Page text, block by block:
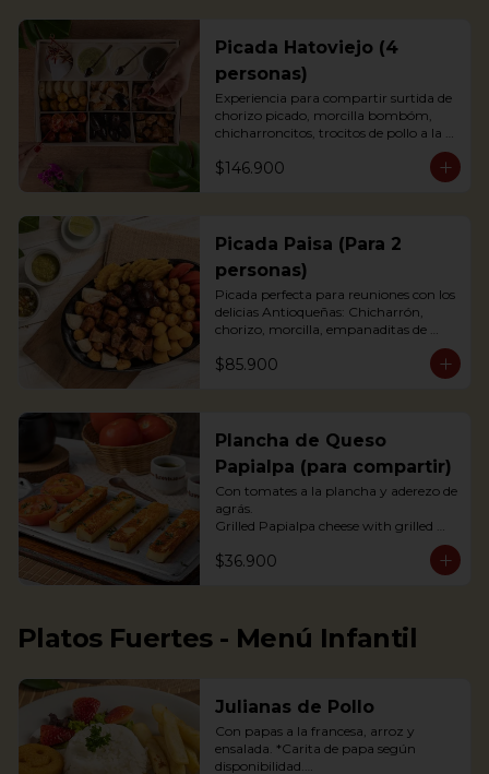
Picada Hatoviejo (4
personas)
Experiencia para compartir surtida de
chorizo picado, morcilla bombóm,
chicharroncitos, trocitos de pollo a la
plancha, trocitos de carne de cerdo a la
plancha, trocitos de carne de res a la
$146.900
Picada Paisa (Para 2
personas)
Picada perfecta para reuniones con los
delicias Antioqueñas: Chicharrón,
chorizo, morcilla, empanaditas de
acompañada de arepas, limón y
$85.900
Plancha de Queso
Papialpa (para compartir)
Con tomates a la plancha y aderezo de
agrás.
Grilled Papialpa cheese with grilled
$36.900
Platos Fuertes - Menú Infantil
Julianas de Pollo
Con papas a la francesa, arroz y
ensalada. *Carita de papa según
disponibilidad.